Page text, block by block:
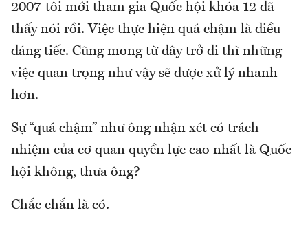
2007 tôi mới tham gia Quốc hội khóa 12 đã
thấy nói rồi. Việc thực hiện quá chậm là điều
đáng tiếc. Cũng mong từ đây trở đi thì những
việc quan trọng như vậy sẽ được xử lý nhanh
hơn.
Sự “quá chậm” như ông nhận xét có trách
nhiệm của cơ quan quyền lực cao nhất là Quốc
hội không, thưa ông?
Chắc chắn là có.